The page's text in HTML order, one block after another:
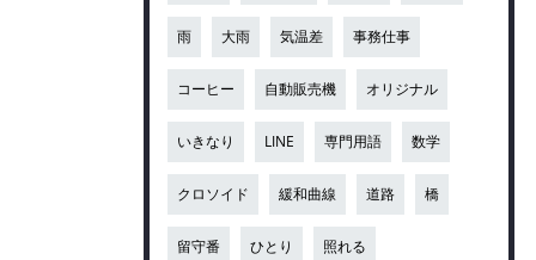
雨 大雨 気温差 事務仕事
コーヒー 自動販売機 オリジナル
いきなり LINE 専門用語 数学
クロソイド 緩和曲線 道路 橋
留守番 ひとり 照れる